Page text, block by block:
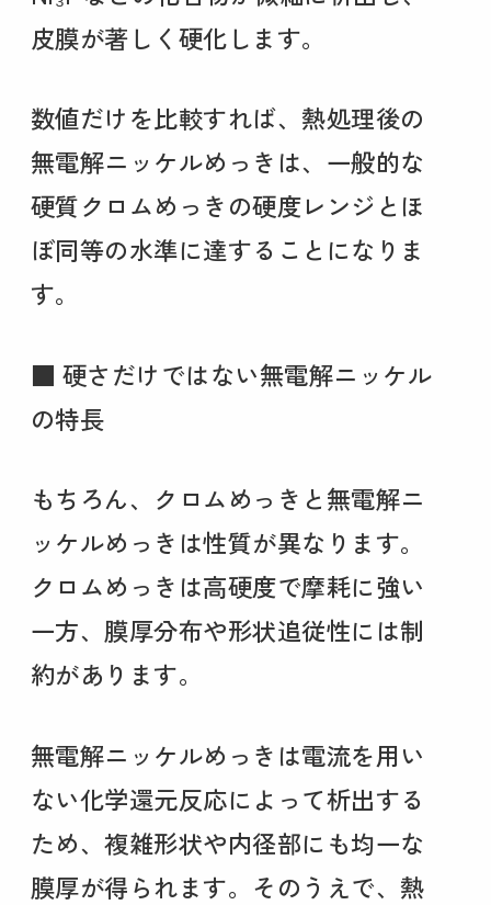
皮膜が著しく硬化します。
数値だけを比較すれば、熱処理後の
無電解ニッケルめっきは、一般的な
硬質クロムめっきの硬度レンジとほ
ぼ同等の水準に達することになりま
す。
■ 硬さだけではない無電解ニッケル
の特長
もちろん、クロムめっきと無電解ニ
ッケルめっきは性質が異なります。
クロムめっきは高硬度で摩耗に強い
一方、膜厚分布や形状追従性には制
約があります。
無電解ニッケルめっきは電流を用い
ない化学還元反応によって析出する
ため、複雑形状や内径部にも均一な
膜厚が得られます。そのうえで、熱